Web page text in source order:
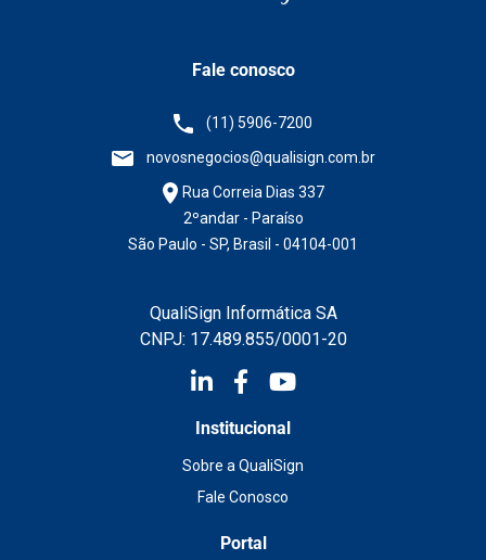
Fale conosco
(11) 5906-7200
novosnegocios@qualisign.com.br
Rua Correia Dias 337
2ºandar - Paraíso
São Paulo - SP, Brasil - 04104-001
QualiSign Informática SA
CNPJ: 17.489.855/0001-20
Institucional
Sobre a QualiSign
Fale Conosco
Portal